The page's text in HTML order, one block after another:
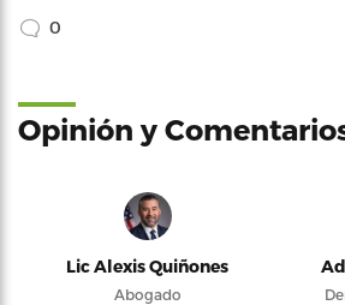
0
Opinión y
Lic Alexis Quiñones
Abogado